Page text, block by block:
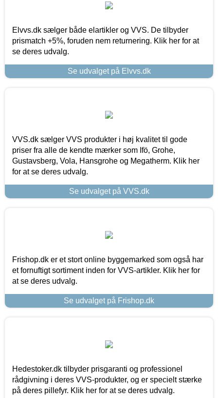
Elvvs.dk sælger både elartikler og VVS. De tilbyder
prismatch +5%, foruden nem returnering. Klik her for at
se deres udvalg.
Se udvalget på Elvvs.dk
VVS.dk sælger VVS produkter i høj kvalitet til gode
priser fra alle de kendte mærker som Ifö, Grohe,
Gustavsberg, Vola, Hansgrohe og Megatherm. Klik her
for at se deres udvalg.
Se udvalget på VVS.dk
Frishop.dk er et stort online byggemarked som også har
et fornuftigt sortiment inden for VVS-artikler. Klik her for
at se deres udvalg.
Se udvalget på Frishop.dk
Hedestoker.dk tilbyder prisgaranti og professionel
rådgivning i deres VVS-produkter, og er specielt stærke
på deres pillefyr. Klik her for at se deres udvalg.